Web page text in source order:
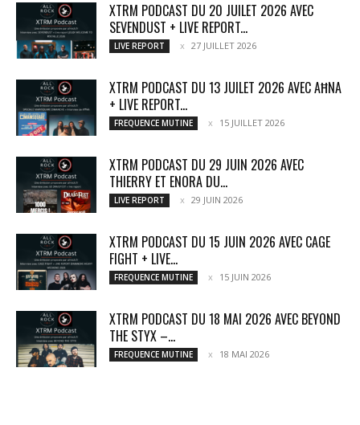
XTRM PODCAST DU 20 JUILET 2026 AVEC
SEVENDUST + LIVE REPORT...
LIVE REPORT 27 JUILLET 2026
XTRM PODCAST DU 13 JUILET 2026 AVEC AĦNA
+ LIVE REPORT...
FREQUENCE MUTINE 15 JUILLET 2026
XTRM PODCAST DU 29 JUIN 2026 AVEC
THIERRY ET ENORA DU...
LIVE REPORT 29 JUIN 2026
XTRM PODCAST DU 15 JUIN 2026 AVEC CAGE
FIGHT + LIVE...
FREQUENCE MUTINE 15 JUIN 2026
XTRM PODCAST DU 18 MAI 2026 AVEC BEYOND
THE STYX –...
FREQUENCE MUTINE 18 MAI 2026